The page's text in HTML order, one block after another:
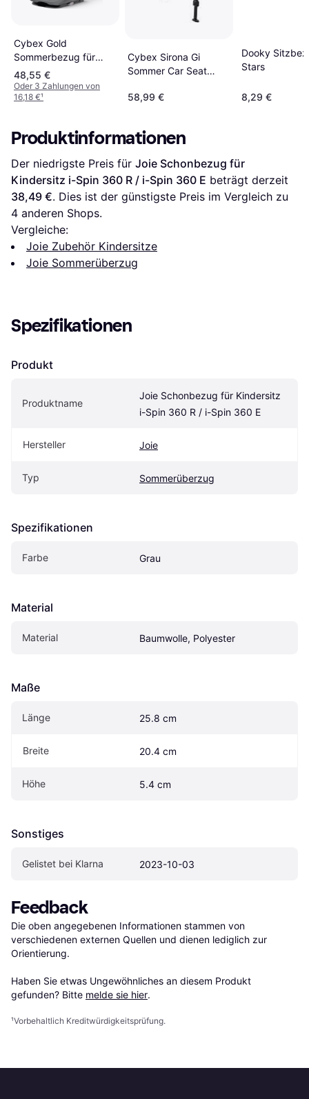
Cybex Gold
Sommerbezug für
Pallas G i-Size GRAU 4
48,55 €
Oder 3 Zahlungen von
16,18 €¹
Cybex Sirona Gi
Sommer Car Seat
58,99 €
Dooky
Stars
8,29 €
Produktinformationen
Der niedrigste Preis für Joie Schonbezug für
Kindersitz i-Spin 360 R / i-Spin 360 E
38,49 €
4 anderen Shops.
Vergleiche:
Joie Zubehör Kindersitze
Joie Sommerüberzug
Spezifikationen
Produkt
Produktname
Joie Schonbezug für Kindersitz
i-Spin 360 R / i-Spin 360 E
Hersteller Joie
Typ Sommerüberzug
Spezifikationen
Farbe Grau
Material
Material Baumwolle, Polyester
Maße
Länge 25.8 cm
Breite 20.4 cm
Höhe 5.4 cm
Sonstiges
Gelistet bei Klarna 2023-10-03
Feedback
Die oben angegebenen Informationen stammen von
verschiedenen externen Quellen und dienen lediglich zur
Orientierung.
Haben Sie etwas Ungewöhnliches an diesem Produkt
gefunden? Bitte melde sie hier.
¹Vorbehaltlich Kreditwürdigkeitsprüfung.